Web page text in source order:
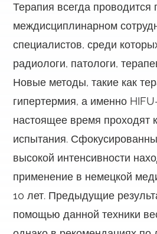
Терапия всегда проводится
междисциплинарном
специалистов, среди
радиологи, патологи,
Новые методы, такие как
гипертермия, а именно
настоящее время проходят
испытания.
высокой интенсивности
применение в немецкой
10 лет. Предыдущие
помощью данной техники